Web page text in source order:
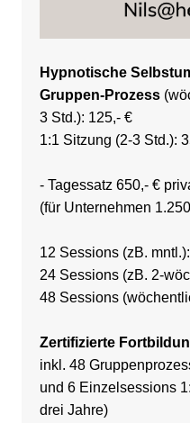
Hypnotische
Gruppen-Prozess
3 Std.): 125,- €
1:1 Sitzung (2-3 Std.):
- Tagessatz 650,- €
(für Unternehmen
12 Sessions (zB.
24 Sessions (zB. 2-
48 Sessions
Zertifizierte
inkl. 48
und 6 Einzelsessions
drei Jahre)